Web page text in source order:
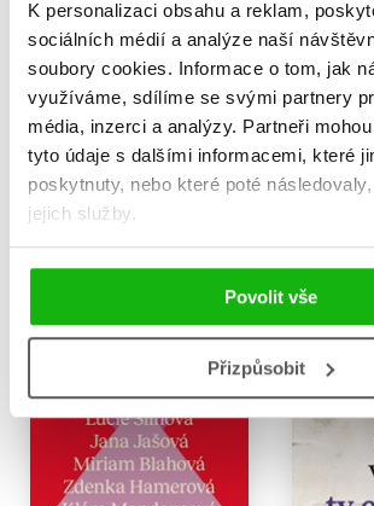
K personalizaci obsahu a reklam,
sociálních médií a analýze naší
soubory cookies. Informace o tom, jak
využíváme, sdílíme se svými partnery
média, inzerci a analýzy. Partneři
tyto údaje s dalšími informacemi, které
poskytnuty, nebo které poté
jejich služby.
Povolit vše
Přizpůsobit
Když přišli psi (audiokniha)
Scarlett Wilková
359 Kč449 Kč
Do košíku